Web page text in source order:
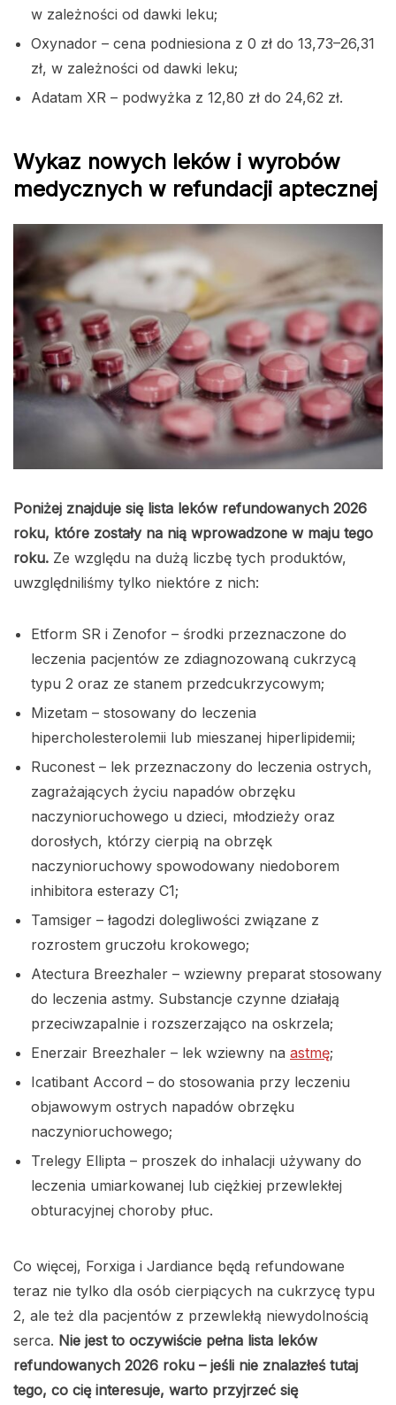
w zależności od dawki leku;
Oxynador – cena podniesiona z 0 zł do 13,73–26,31
zł, w zależności od dawki leku;
Adatam XR – podwyżka z 12,80 zł do 24,62 zł.
Wykaz nowych leków i wyrobów
medycznych w refundacji aptecznej
Poniżej znajduje się lista leków refundowanych 2026
roku, które zostały na nią wprowadzone w maju tego
roku. Ze względu na dużą liczbę tych produktów,
uwzględniliśmy tylko niektóre z nich:
Etform SR i Zenofor – środki przeznaczone do
leczenia pacjentów ze zdiagnozowaną cukrzycą
typu 2 oraz ze stanem przedcukrzycowym;
Mizetam – stosowany do leczenia
hipercholesterolemii lub mieszanej hiperlipidemii;
Ruconest – lek przeznaczony do leczenia ostrych,
zagrażających życiu napadów obrzęku
naczynioruchowego u dzieci, młodzieży oraz
dorosłych, którzy cierpią na obrzęk
naczynioruchowy spowodowany niedoborem
inhibitora esterazy C1;
Tamsiger – łagodzi dolegliwości związane z
rozrostem gruczołu krokowego;
Atectura Breezhaler – wziewny preparat stosowany
do leczenia astmy. Substancje czynne działają
przeciwzapalnie i rozszerzająco na oskrzela;
Enerzair Breezhaler – lek wziewny na astmę;
Icatibant Accord – do stosowania przy leczeniu
objawowym ostrych napadów obrzęku
naczynioruchowego;
Trelegy Ellipta – proszek do inhalacji używany do
leczenia umiarkowanej lub ciężkiej przewlekłej
obturacyjnej choroby płuc.
Co więcej, Forxiga i Jardiance będą refundowane
teraz nie tylko dla osób cierpiących na cukrzycę typu
2, ale też dla pacjentów z przewlekłą niewydolnością
serca. Nie jest to oczywiście pełna lista leków
refundowanych 2026 roku – jeśli nie znalazłeś tutaj
tego, co cię interesuje, warto przyjrzeć się